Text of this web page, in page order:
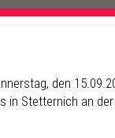
den
in Stetternich an